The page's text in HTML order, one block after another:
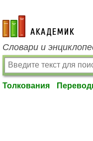
academic.ru
Словари и
Толкования